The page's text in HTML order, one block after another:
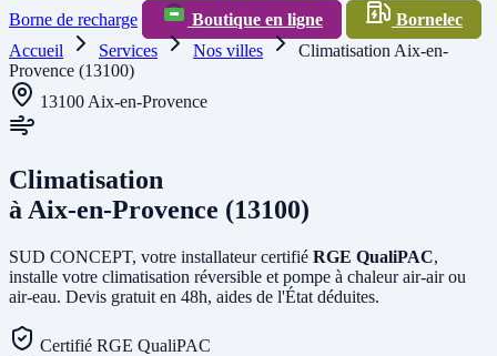
Borne de recharge
Boutique en ligne
Bornelec
Accueil
Services Nos villes
Climatisation Aix-en-
Provence (13100)
13100 Aix-en-Provence
Climatisation
à Aix-en-Provence (13100)
SUD CONCEPT, votre installateur certifié RGE QualiPAC,
installe votre climatisation réversible et pompe à chaleur air-air ou
air-eau. Devis gratuit en 48h, aides de l'État déduites.
Certifié RGE QualiPAC